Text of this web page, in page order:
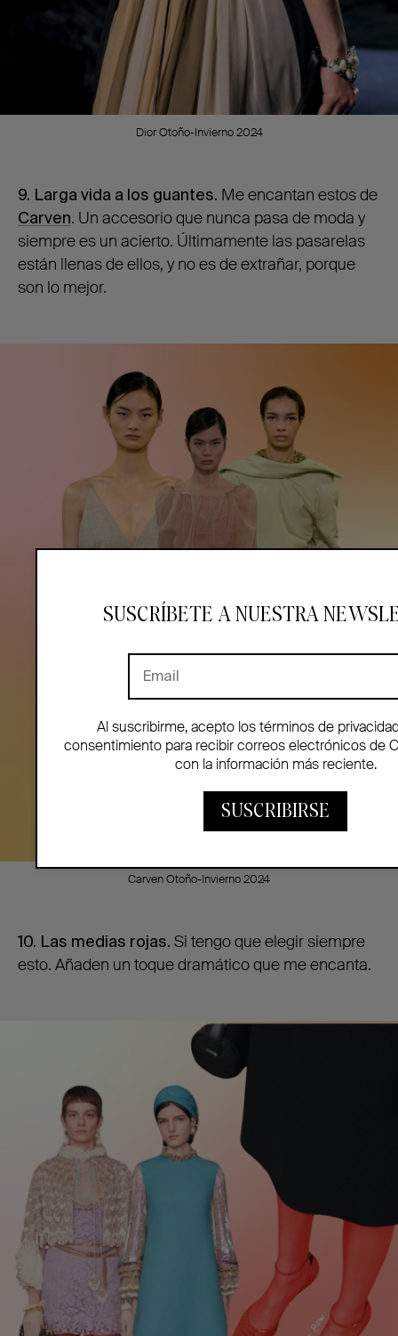
Dior Otoño-Invierno 2024
9. Larga vida a los guantes. Me encantan estos de
Carven. Un accesorio que nunca pasa de moda y
siempre es un acierto. Últimamente las pasarelas
están llenas de ellos, y no es de extrañar, porque
son lo mejor.
Carven Otoño-Invierno 2024
10. Las medias rojas. Si tengo que elegir siempre
esto. Añaden un toque dramático que me encanta.
SUSCRÍBETE A NUESTRA
Al suscribirme, acepto los términos de
consentimiento para recibir correos electrónicos de
con la información más reciente.
SUSCRIBIRSE